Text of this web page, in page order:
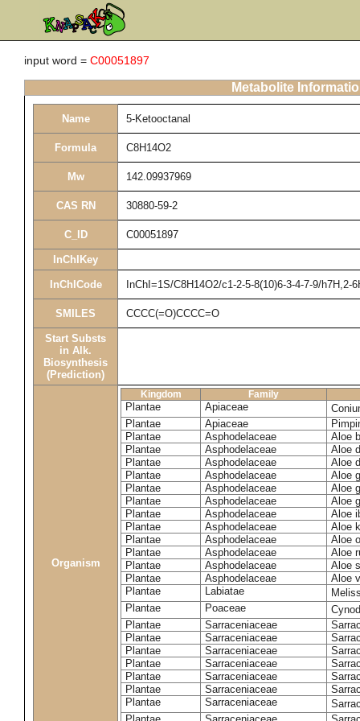
input word = C00051897
Metabolite
Name 5-Ketooctanal
Formula C8H14O2
Mw 142.09937969
CAS RN 30880-59-2
C_ID C00051897
InChIKey
InChICode InChI=1S/C8H14O2/c1-2-5-8(10)6-3-4-7-9/h7H,2-
SMILES CCCC(=O)CCCC=O
Start Substs
in Alk.
Biosynthesis
(Prediction)
Organism
Kingdom Family
Plantae Apiaceae
Plantae
Apiaceae
Plantae
Asphodelaceae
Aloe
Plantae
Asphodelaceae
Aloe
Plantae
Asphodelaceae
Aloe
Plantae
Asphodelaceae
Aloe
Plantae
Asphodelaceae
Aloe
Plantae
Asphodelaceae
Aloe
Plantae
Asphodelaceae
Aloe
Plantae
Asphodelaceae
Aloe
Plantae
Asphodelaceae
Aloe
Plantae
Asphodelaceae
Aloe
Plantae
Asphodelaceae
Aloe
Plantae
Asphodelaceae
Aloe
Plantae
Labiatae
Plantae
Poaceae
Plantae
Sarraceniaceae
Plantae
Sarraceniaceae
Plantae
Sarraceniaceae
Plantae
Sarraceniaceae
Plantae
Sarraceniaceae
Plantae
Sarraceniaceae
Plantae
Sarraceniaceae